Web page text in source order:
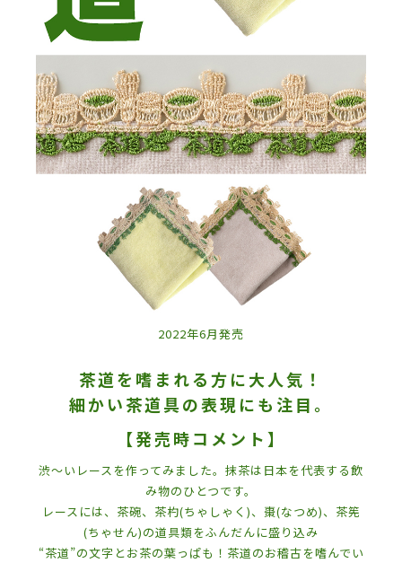
2022年6月発売
茶道を嗜まれる方に大人気！
細かい茶道具の表現にも注目。
【発売時コメント】
渋〜いレースを作ってみました。抹茶は日本を代表する飲
み物のひとつです。
レースには、茶碗、茶杓(ちゃしゃく)、棗(なつめ)、茶筅
(ちゃせん)の道具類をふんだんに盛り込み
“茶道”の文字とお茶の葉っぱも！茶道のお稽古を嗜んでい